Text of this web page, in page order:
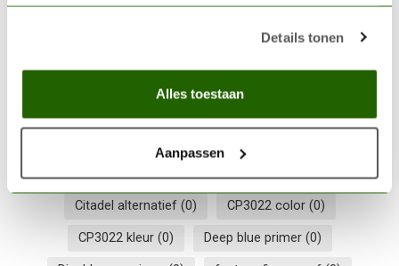
Details tonen
Alles toestaan
Aanpassen
THE ARMY PAINTER
Greenskin - Colour Primer -
Niet op voorraad
Acryl primer(0) Army blue paint(0)
Citadel alternatief (0) CP3022 color (0)
CP3022 kleur (0) Deep blue primer (0)